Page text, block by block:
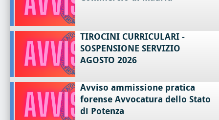
TIROCINI CURRICULARI -
SOSPENSIONE SERVIZIO
AGOSTO 2026
Avviso ammissione pratica
forense Avvocatura dello Stato
di Potenza